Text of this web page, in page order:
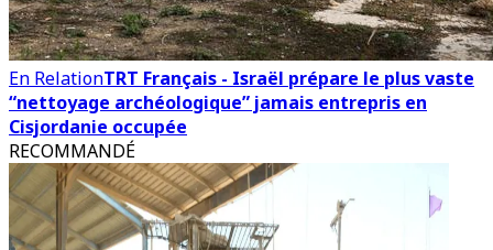
En RelationTRT Français - Israël prépare le plus vaste
“nettoyage archéologique” jamais entrepris en
Cisjordanie occupée
RECOMMANDÉ